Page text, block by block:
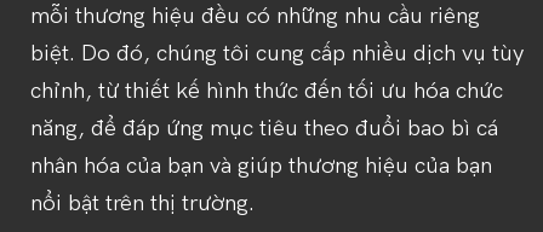
mỗi thương hiệu đều có những nhu cầu riêng
biệt. Do đó, chúng tôi cung cấp nhiều dịch vụ tùy
chỉnh, từ thiết kế hình thức đến tối ưu hóa chức
năng, để đáp ứng mục tiêu theo đuổi bao bì cá
nhân hóa của bạn và giúp thương hiệu của bạn
nổi bật trên thị trường.